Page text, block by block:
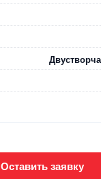
Оставить заявку